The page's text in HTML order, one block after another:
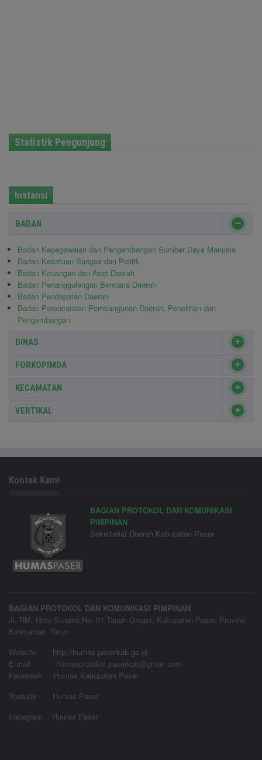
Statistik Pengunjung
Instansi
BADAN
Badan Kepegawaian dan Pengembangan Sumber Daya Manusia
Badan Kesatuan Bangsa dan Politik
Badan Keuangan dan Aset Daerah
Badan Penanggulangan Bencana Daerah
Badan Pendapatan Daerah
Badan Perencanaan Pembangunan Daerah, Penelitian dan
Pengembangan
DINAS
FORKOPIMDA
KECAMATAN
VERTIKAL
Kontak Kami
BAGIAN PROTOKOL DAN KOMUNIKASI
PIMPINAN
Sekretariat Daerah Kabupaten Paser
BAGIAN PROTOKOL DAN KOMUNIKASI PIMPINAN
Jl. RM. Noto Sunardi No. 01 Tanah Grogot, Kabupaten Paser, Provinsi
Kalimantan Timur
Website
: http://humas.paserkab.go.id
E-mail : humasprotokol.paserkab@gmail.com
Facebook : Humas Kabupaten Paser
Youtube : Humas Paser
Instagram : Humas Paser